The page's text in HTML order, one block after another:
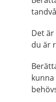
Det
du är